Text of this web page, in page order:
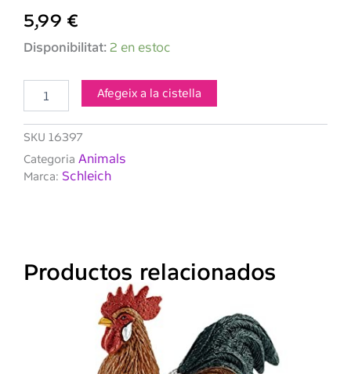
5,99 €
Disponibilitat: 2 en estoc
quantitat
Perro
Bernés
Hembra
Afegeix a la cistella
SKU 16397
Categoria Animals
Marca: Schleich
Productos relacionados